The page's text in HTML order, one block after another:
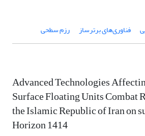
فناوری‌های برترساز رزم سطحی
Advanced Technologies
Surface Floating Units Combat
the Islamic Republic of Iran on
Horizon 1414